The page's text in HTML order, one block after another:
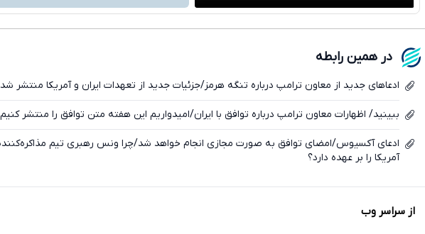
فیسبوک
در همین رابطه
ادعاهای جدید از معاون ترامپ درباره تنگه هرمز/جزئیات جدید از تعهدات ایران و آمریکا منتشر شد
ببینید/ اظهارات معاون ترامپ درباره توافق با ایران/امیدواریم این هفته متن توافق را منتشر کنیم
ادعای آکسیوس/امضای توافق به صورت مجازی انجام خواهد شد/چرا ونس رهبری تیم
آمریکا را بر عهده دارد؟
از سراسر وب